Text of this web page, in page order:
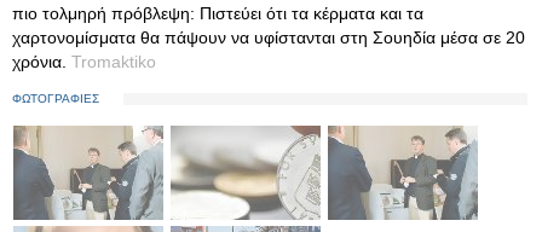
πιο τολμηρή πρόβλεψη: Πιστεύει ότι τα κέρματα και τα
χαρτονομίσματα θα πάψουν να υφίστανται στη Σουηδία μέσα σε 20
χρόνια. Tromaktiko
ΦΩΤΟΓΡΑΦΙΕΣ